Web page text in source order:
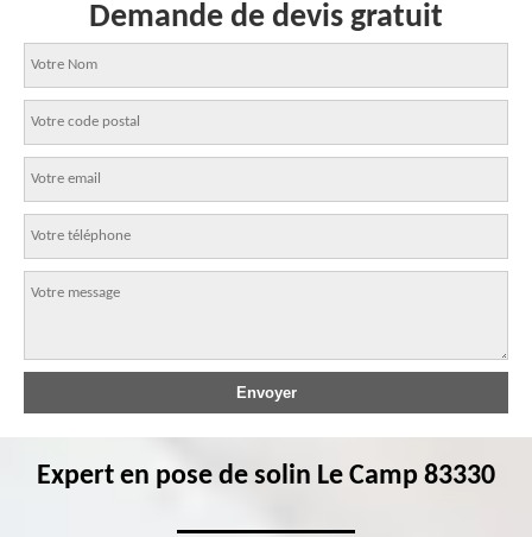
Demande de devis gratuit
Expert en pose de solin Le Camp 83330